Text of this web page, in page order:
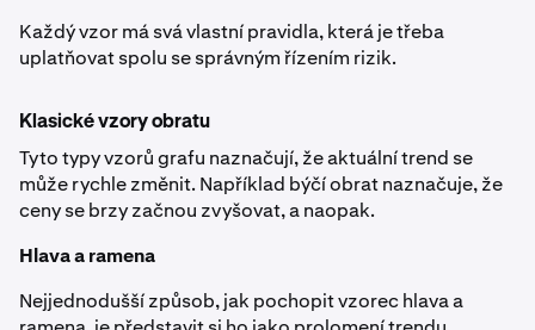
Každý vzor má svá vlastní pravidla, která je třeba
uplatňovat spolu se správným řízením rizik.
Klasické vzory obratu
Tyto typy vzorů grafu naznačují, že aktuální trend se
může rychle změnit. Například býčí obrat naznačuje, že
ceny se brzy začnou zvyšovat, a naopak.
Hlava a ramena
Nejjednodušší způsob, jak pochopit vzorec hlava a